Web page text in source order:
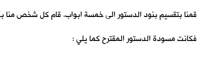
قمنا بتقسيم بنود الدستور الى خمسة ابواب. قام كل شخص منا
فكانت مسودة الدستور المقترح كما يلي :